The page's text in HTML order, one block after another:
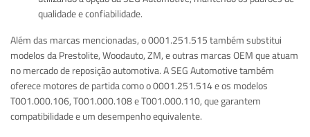
qualidade e confiabilidade.
Além das marcas mencionadas, o 0001.251.515 também substitui
modelos da Prestolite, Woodauto, ZM, e outras marcas OEM que atuam
no mercado de reposição automotiva. A SEG Automotive também
oferece motores de partida como o 0001.251.514 e os modelos
T001.000.106, T001.000.108 e T001.000.110, que garantem
compatibilidade e um desempenho equivalente.